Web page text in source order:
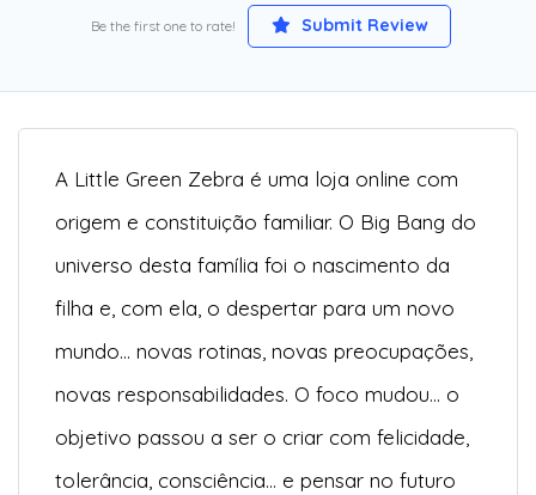
Be the first one to rate! Submit Review
A Little Green Zebra é uma loja online com
origem e constituição familiar. O Big Bang do
universo desta família foi o nascimento da
filha e, com ela, o despertar para um novo
mundo… novas rotinas, novas preocupações,
novas responsabilidades. O foco mudou… o
objetivo passou a ser o criar com felicidade,
tolerância, consciência… e pensar no futuro